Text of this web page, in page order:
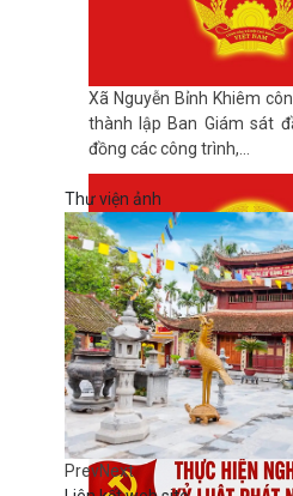
Xã Nguyễn Bỉnh Khiêm
thành lập Ban Giám sát
đồng các công trình,...
QUYẾT ĐỊNH Về việc ban
chức Hội thi Sáng tạo kỹ
Hải Phòng lần thứ...
Thư viện ảnh
PrevNext